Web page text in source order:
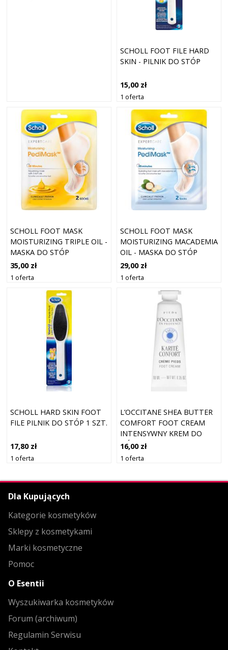
SCHOLL FOOT FILE HARD
SKIN - PILNIK DO STÓP
15,00 zł
1 oferta
SCHOLL FOOT MASK
MOISTURIZING TRIPLE OIL -
MASKA DO STÓP
35,00 zł
1 oferta
SCHOLL FOOT MASK
MOISTURIZING MACADEMIA
OIL - MASKA DO STÓP
29,00 zł
1 oferta
SCHOLL HARD SKIN FOOT
FILE PILNIK DO STÓP 1 SZT.
17,80 zł
1 oferta
L’OCCITANE SHEA BUTTER
COMFORT FOOT CREAM
INTENSYWNY KREM DO
NÓG 10 ML
16,00 zł
1 oferta
Dla Kupujących
Kategorie kosmetyków
Sklepy z kosmetykami
Marki kosmetyczne
Pomoc
O Esentii
Wyszukiwarka kosmetyków
Forum (archiwum)
Regulamin Serwisu